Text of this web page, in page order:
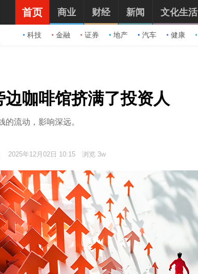
首页
科技 金融 证券 地产 汽车 健康
商业 财经 新闻 文化生活
边咖啡馆挤满了投资人
的流动，影响深远。
2025年12月02日 10:15 浏览 3w